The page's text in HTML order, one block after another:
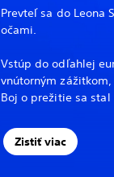
Prevteľ sa do Leona
očami.
Vstúp do odľahlej
vnútorným
Boj o prežitie sa
Zistiť viac